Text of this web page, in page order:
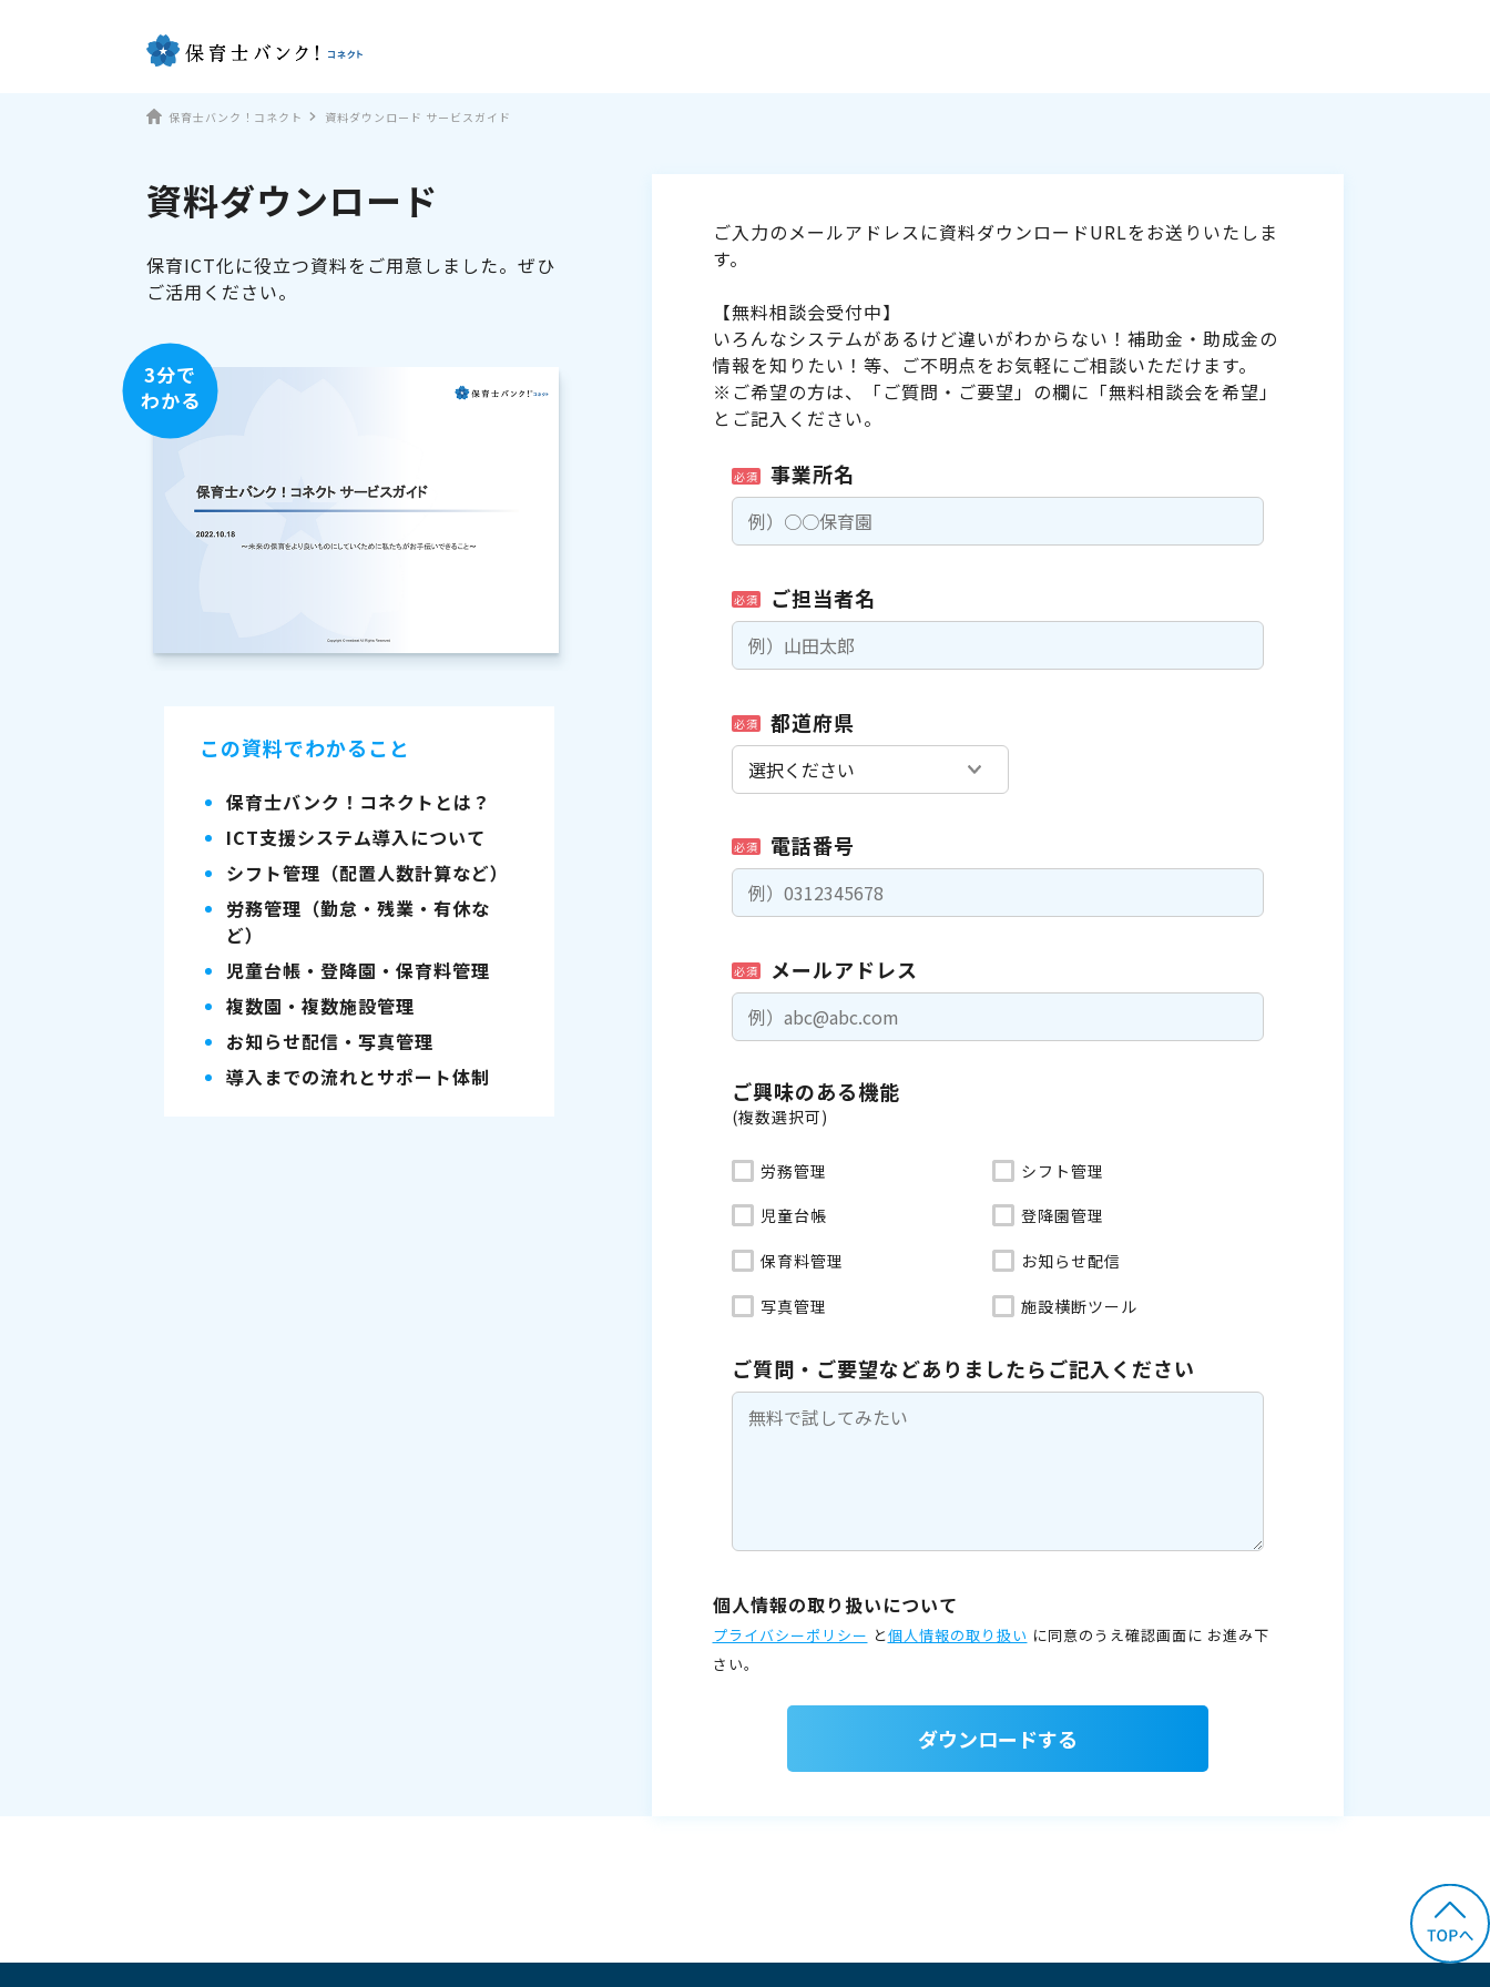
保育士バンク！コネクト 資料ダウンロード サービスガイド
資料ダウンロード
保育ICT化に役立つ資料をご用意しました。ぜひ
ご活用ください。
3分で
わかる
この資料でわかること
保育士バンク！コネクトとは？
ICT支援システム導入について
シフト管理（配置人数計算など）
労務管理（勤怠・残業・有休な
ど）
児童台帳・登降園・保育料管理
複数園・複数施設管理
お知らせ配信・写真管理
導入までの流れとサポート体制
ご入力のメールアドレスに資料ダウンロードURLをお送りいたしま
す。
【無料相談会受付中】
いろんなシステムがあるけど違いがわからない！補助金・助成金の
情報を知りたい！等、ご不明点をお気軽にご相談いただけます。
※ご希望の方は、「ご質問・ご要望」の欄に「無料相談会を希望」
とご記入ください。
必須 事業所名
必須 ご担当者名
必須 都道府県
必須 電話番号
必須 メールアドレス
ご興味のある機能
(複数選択可)
労務管理 シフト管理
児童台帳 登降園管理
保育料管理 お知らせ配信
写真管理 施設横断ツール
ご質問・ご要望などありましたらご記入ください
個人情報の取り扱いについて
プライバシーポリシー と個人情報の取り扱い に同意のうえ確認画面に お進み下
さい。
ダウンロードする